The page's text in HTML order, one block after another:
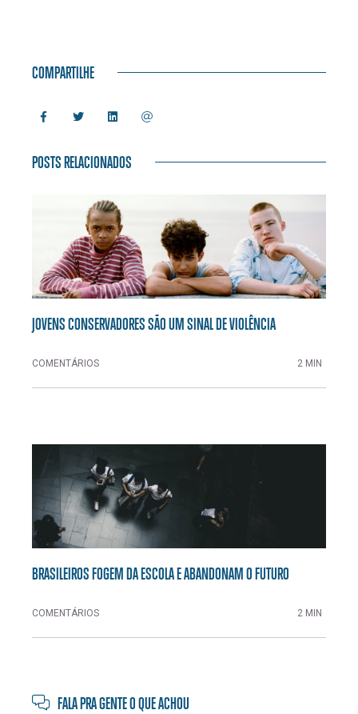
COMPARTILHE
POSTS RELACIONADOS
JOVENS CONSERVADORES SÃO UM SINAL DE VIOLÊNCIA
COMENTÁRIOS 2 MIN
BRASILEIROS FOGEM DA ESCOLA E ABANDONAM O FUTURO
COMENTÁRIOS 2 MIN
FALA PRA GENTE O QUE ACHOU